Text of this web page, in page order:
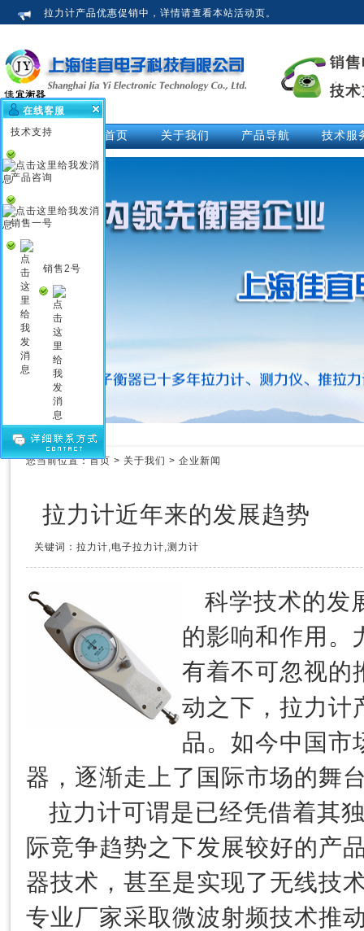
拉力计产品优惠促销中，详情请查看本站活动页。
网站首页 关于我们
公司介绍
行业知识
企业文化
产品导航
拉力计
推拉力计
数显拉力计
电子测力计
电子测力仪
无线测力计
无线拉力计
压力测力计
技术服
技术文
您当前位置：首页 > 关于我们 > 企业新闻
拉力计近年来的发展趋势
关键词：拉力计,电子拉力计,测力计
科学技术的发
的影响和作用。
有着不可忽视的
动之下， 拉力计
品。如今中国市
器，逐渐走上了国际市场的舞
拉力计可谓是已经凭借着其
际竞争趋势之下发展较好的产
器技术，甚至是实现了无线技
专业厂家采取微波射频技术推
在线客服
技术支持
产品咨询
销售一号
销售2号